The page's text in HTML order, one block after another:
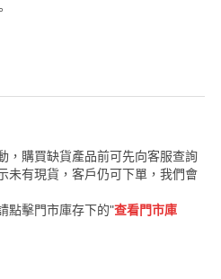
，購買缺貨產品前可先向客服查詢
未有現貨，客戶仍可下單，我們會
點擊門市庫存下的"查看門市庫